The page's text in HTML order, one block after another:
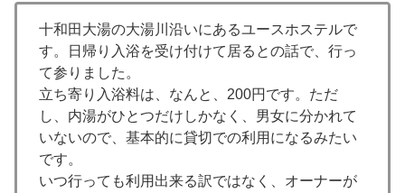
十和田大湯の大湯川沿いにあるユースホステルで
す。日帰り入浴を受け付けて居るとの話で、行っ
て参りました。
立ち寄り入浴料は、なんと、200円です。ただ
し、内湯がひとつだけしかなく、男女に分かれて
いないので、基本的に貸切での利用になるみたい
です。
いつ行っても利用出来る訳ではなく、オーナーが